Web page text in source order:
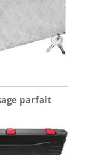
parfait